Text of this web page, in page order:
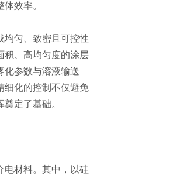
效率。
均匀、致密且可控性
积、高均匀度的涂层
化参数与溶液输送
细化的控制不仅避免
定了基础。
电材料。其中，以硅